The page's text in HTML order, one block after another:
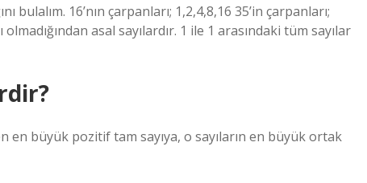
bulalım. 16’nın çarpanları; 1,2,4,8,16 35’in çarpanları;
asal sayılardır. 1 ile 1 arasındaki tüm sayılar
en büyük pozitif tam sayıya, o sayıların en büyük ortak